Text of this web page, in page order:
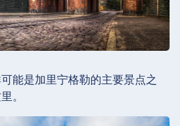
能是加里宁格勒的主要景点之
。